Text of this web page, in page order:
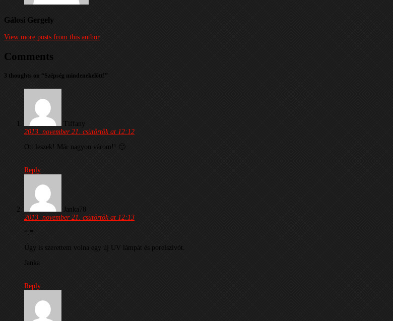
Gálosi Gergely
View more posts from this author
Comments
3 thoughts on “Szépség mindenekelőtt! ”
Tiffany
2013. november 21. csütörtök at 12:12
Ott leszek! Már nagyon várom!! 🙂
Reply
Janka78
2013. november 21. csütörtök at 12:13
*.*
Úgy is szerettem volna egy új UV lámpát és porelszívót.
Janka
Reply